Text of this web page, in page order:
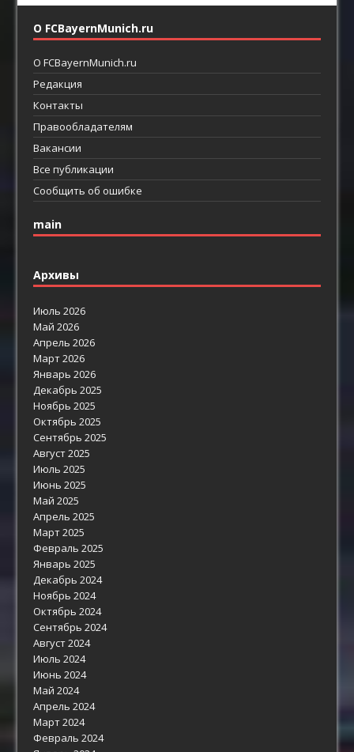
О FCBayernMunich.ru
О FCBayernMunich.ru
Редакция
Контакты
Правообладателям
Вакансии
Все публикации
Сообщить об ошибке
main
Архивы
Июль 2026
Май 2026
Апрель 2026
Март 2026
Январь 2026
Декабрь 2025
Ноябрь 2025
Октябрь 2025
Сентябрь 2025
Август 2025
Июль 2025
Июнь 2025
Май 2025
Апрель 2025
Март 2025
Февраль 2025
Январь 2025
Декабрь 2024
Ноябрь 2024
Октябрь 2024
Сентябрь 2024
Август 2024
Июль 2024
Июнь 2024
Май 2024
Апрель 2024
Март 2024
Февраль 2024